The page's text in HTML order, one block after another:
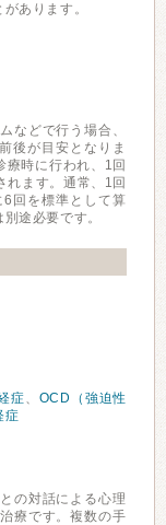
あります。
などで行う場合、
後が目安となりま
療時に行われ、1回
れます。通常、1回
回を標準として算
途必要です。
症、 OCD（強迫性
症
の対話による心理
療です。複数の手